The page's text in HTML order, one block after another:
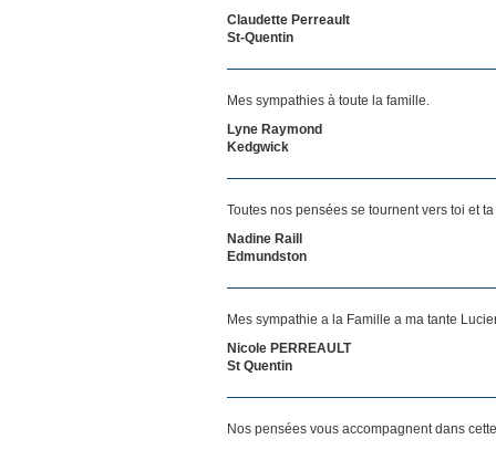
Claudette Perreault
St-Quentin
Mes sympathies à toute la famille.
Lyne Raymond
Kedgwick
Toutes nos pensées se tournent vers toi et
Nadine Raill
Edmundston
Mes sympathie a la Famille a ma tante
Nicole PERREAULT
St Quentin
Nos pensées vous accompagnent dans